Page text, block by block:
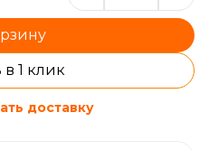
в 1 клик
доставку